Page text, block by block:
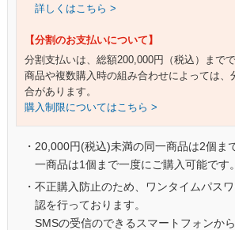
詳しくはこちら >
【分割のお支払いについて】
分割支払いは、総額200,000円（税込）までで
商品や複数購入時の組み合わせによっては
合があります。
購入制限についてはこちら >
・20,000円(税込)未満の同一商品は2個ま
一商品は1個まで一度にご購入可能です。
・不正購入防止のため、ワンタイムパス
認を行っております。
SMSの受信のできるスマートフォンか